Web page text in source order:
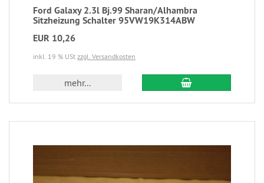
Ford Galaxy 2.3l Bj.99 Sharan/Alhambra
Sitzheizung Schalter 95VW19K314ABW
EUR 10,26
inkl. 19 % USt zzgl. Versandkosten
mehr...